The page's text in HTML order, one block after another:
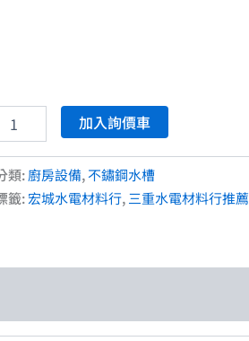
加入詢價車
類:廚房設備,不鏽鋼水槽
籤:宏城水電材料行,三重水電材料行推薦